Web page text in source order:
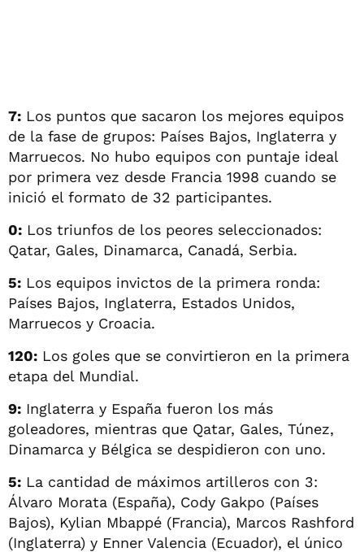
7: Los puntos que sacaron los mejores equipos
de la fase de grupos: Países Bajos, Inglaterra y
Marruecos. No hubo equipos con puntaje ideal
por primera vez desde Francia 1998 cuando se
inició el formato de 32 participantes.
0: Los triunfos de los peores seleccionados:
Qatar, Gales, Dinamarca, Canadá, Serbia.
5: Los equipos invictos de la primera ronda:
Países Bajos, Inglaterra, Estados Unidos,
Marruecos y Croacia.
120: Los goles que se convirtieron en la primera
etapa del Mundial.
9: Inglaterra y España fueron los más
goleadores, mientras que Qatar, Gales, Túnez,
Dinamarca y Bélgica se despidieron con uno.
5: La cantidad de máximos artilleros con 3:
Álvaro Morata (España), Cody Gakpo (Países
Bajos), Kylian Mbappé (Francia), Marcos Rashford
(Inglaterra) y Enner Valencia (Ecuador), el único